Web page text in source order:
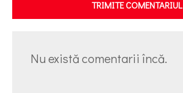
TRIMITE COMENTARIUL
Nu există comentarii încă.